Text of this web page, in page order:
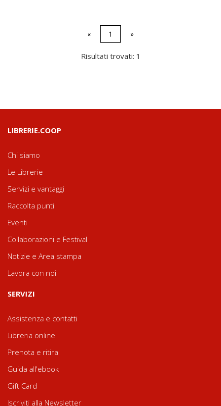
« 1 »
Risultati trovati: 1
LIBRERIE.COOP
Chi siamo
Le Librerie
Servizi e vantaggi
Raccolta punti
Eventi
Collaborazioni e Festival
Notizie e Area stampa
Lavora con noi
SERVIZI
Assistenza e contatti
Libreria online
Prenota e ritira
Guida all'ebook
Gift Card
Iscriviti alla Newsletter